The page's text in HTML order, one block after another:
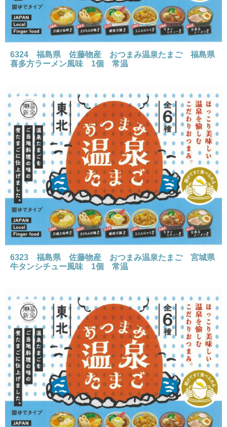
6324 福島県 佐藤物産 おつまみ温泉たまご 福島県
喜多方ラーメン風味 1個 常温
6323 福島県 佐藤物産 おつまみ温泉たまご 宮城県
牛タンシチュー風味 1個 常温